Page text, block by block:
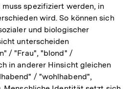
spezifiziert werden, in
wird. So können sich
und biologischer
unterscheiden
/ "Frau", "blond" /
in anderer Hinsicht gleichen
/ "wohlhabend",